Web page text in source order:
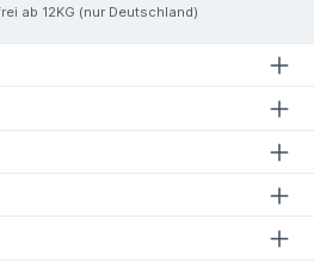
ab 12KG (nur Deutschland)